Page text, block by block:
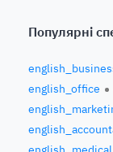
Популярні
english_office